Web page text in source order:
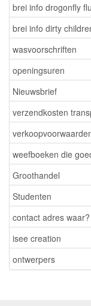
brei info drogonfly
brei info dirty
wasvoorschriften
openingsuren
Nieuwsbrief
verzendkosten
weefboeken die
Groothandel
Studenten
contact adres waar?
isee creation
ontwerpers